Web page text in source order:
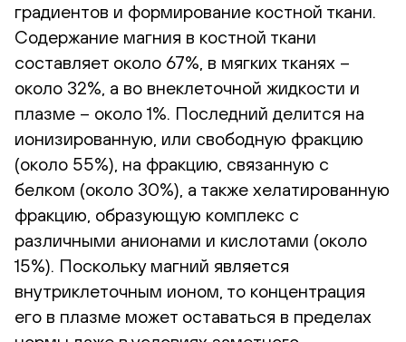
градиентов и формирование костной ткани.
Содержание магния в костной ткани
составляет около 67%, в мягких тканях –
около 32%, а во внеклеточной жидкости и
плазме – около 1%. Последний делится на
ионизированную, или свободную фракцию
(около 55%), на фракцию, связанную с
белком (около 30%), а также хелатированную
фракцию, образующую комплекс с
различными анионами и кислотами (около
15%). Поскольку магний является
внутриклеточным ионом, то концентрация
его в плазме может оставаться в пределах